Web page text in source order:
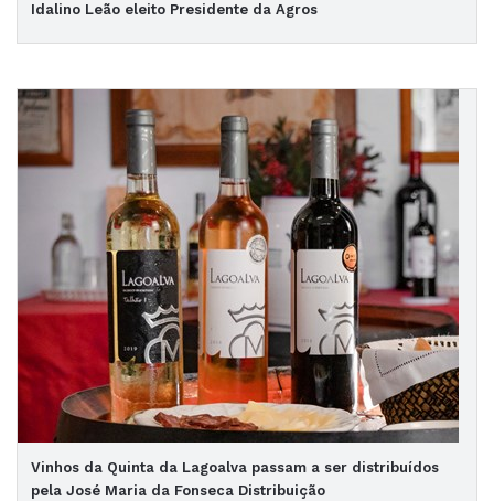
Idalino Leão eleito Presidente da Agros
Vinhos da Quinta da Lagoalva passam a ser distribuídos
pela José Maria da Fonseca Distribuição